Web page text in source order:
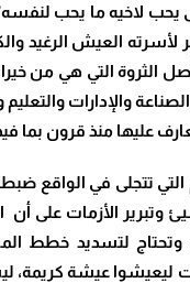
يحب لاخيه ما يحب
العيش الرغيد
الثروة التي هي من
والإدارات
عليها منذ قرون بما
تتجلى في الواقع
وتبرير الأزمات على أن
وتحتاج لتسديد خطط
ليعيشوا عيشة كريمة،